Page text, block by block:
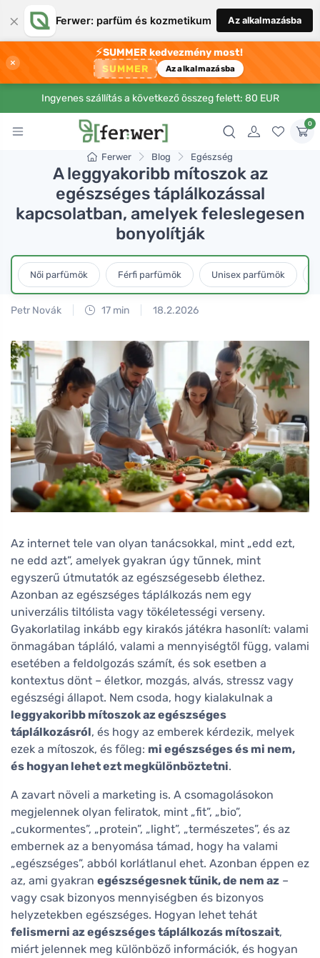
× Ferwer: parfüm és kozmetikum Az alkalmazásba
×
⚡SUMMER kedvezmény most!
SUMMER Az alkalmazásba
Ingyenes szállítás a következő összeg felett: 80 EUR
0
Ferwer Blog Egészség
A leggyakoribb mítoszok az
egészséges táplálkozással
kapcsolatban, amelyek feleslegesen
bonyolítják
Női parfümök Férfi parfümök Unisex parfümök
Petr Novák 17 min 18.2.2026
Az internet tele van olyan tanácsokkal, mint „edd ezt,
ne edd azt”, amelyek gyakran úgy tűnnek, mint
egyszerű útmutatók az egészségesebb élethez.
Azonban az egészséges táplálkozás nem egy
univerzális tiltólista vagy tökéletességi verseny.
Gyakorlatilag inkább egy kirakós játékra hasonlít: valami
önmagában tápláló, valami a mennyiségtől függ, valami
esetében a feldolgozás számít, és sok esetben a
kontextus dönt – életkor, mozgás, alvás, stressz vagy
egészségi állapot. Nem csoda, hogy kialakulnak a
leggyakoribb mítoszok az egészséges
táplálkozásról, és hogy az emberek kérdezik, melyek
ezek a mítoszok, és főleg: mi egészséges és mi nem,
és hogyan lehet ezt megkülönböztetni.
A zavart növeli a marketing is. A csomagolásokon
megjelennek olyan feliratok, mint „fit”, „bio”,
„cukormentes”, „protein”, „light”, „természetes”, és az
embernek az a benyomása támad, hogy ha valami
„egészséges”, abból korlátlanul ehet. Azonban éppen ez
az, ami gyakran egészségesnek tűnik, de nem az –
vagy csak bizonyos mennyiségben és bizonyos
helyzetekben egészséges. Hogyan lehet tehát
felismerni az egészséges táplálkozás mítoszait,
miért jelennek meg különböző információk, és hogyan